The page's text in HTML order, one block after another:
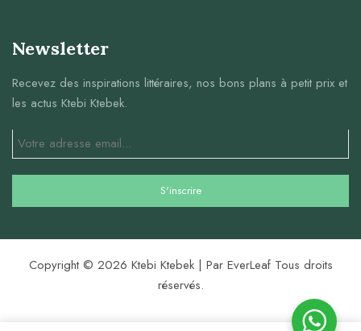
Newsletter
Recevez des inspirations littéraires, nos bons plans à petit prix et
les actus Ktebi Ktebek.
Copyright © 2026 Ktebi Ktebek | Par EverLeaf Tous droits
réservés.